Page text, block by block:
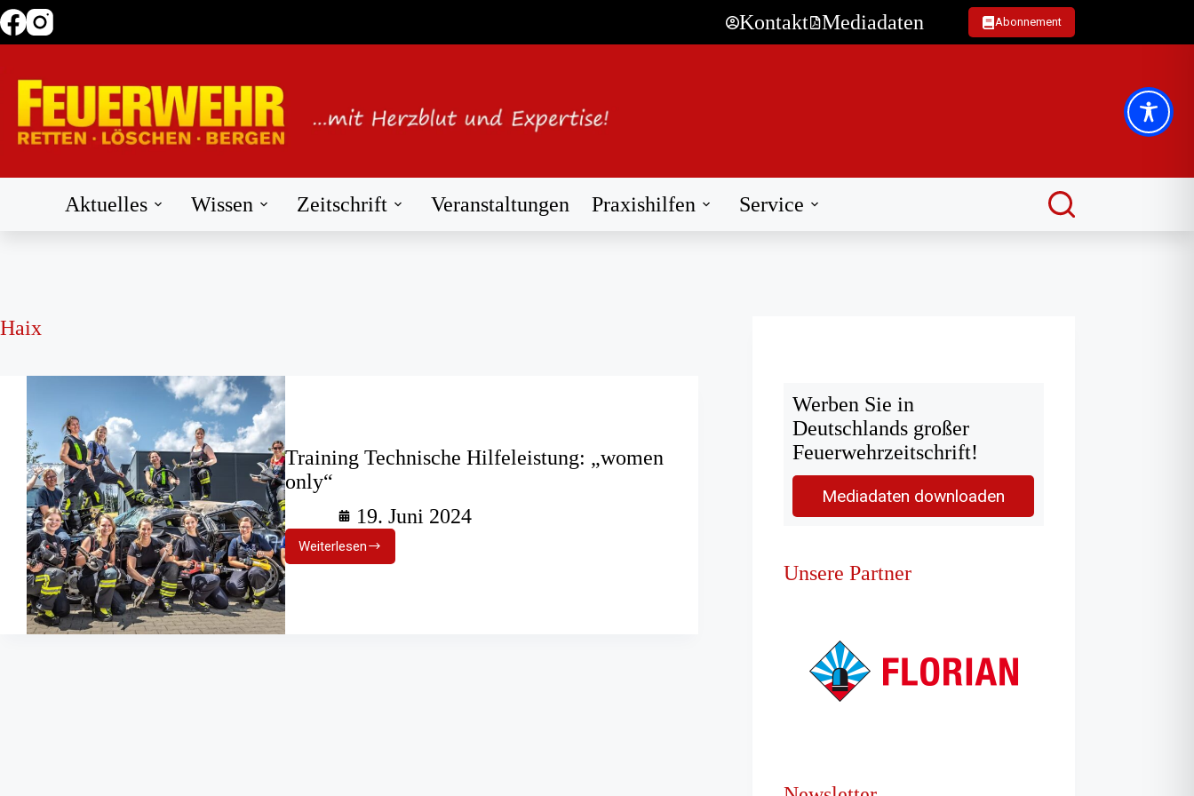
Zum
Inhalt
Kontakt Mediadaten Abonnement
Aktuelles Wissen Zeitschrift Veranstaltungen Praxishilfen Service
Haix
Training Technische Hilfeleistung: „women
only“
19. Juni 2024
Weiterlesen
Training
Technische
Werben Sie in
Deutschlands großer
Feuerwehrzeitschrift!
Mediadaten downloaden
Unsere Partner